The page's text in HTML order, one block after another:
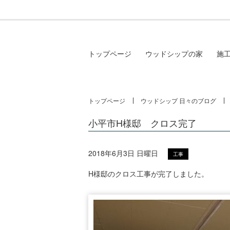
トップページ ウッドシップの家 施
トップページ ウッドシップ 日々のブログ
小平市H様邸 クロス完了
2018年6月3日 日曜日 工事
H様邸のクロス工事が完了しました。